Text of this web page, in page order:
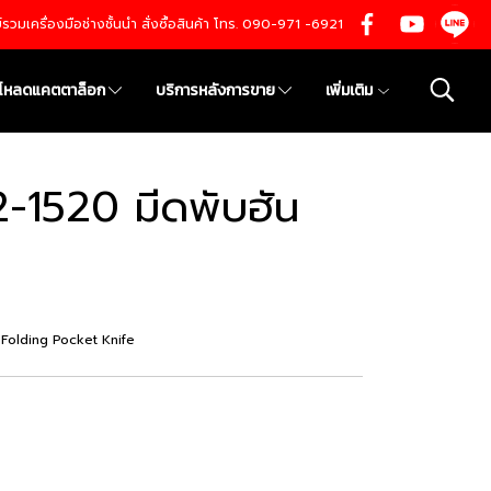
มเครื่องมือช่างชั้นนำ สั่งซื้อสินค้า โทร. 090-971 -6921
หลดแคตตาล็อก บริการหลังการขาย เพิ่มเติม
1520 มีดพับฮัน
Pocket Knife